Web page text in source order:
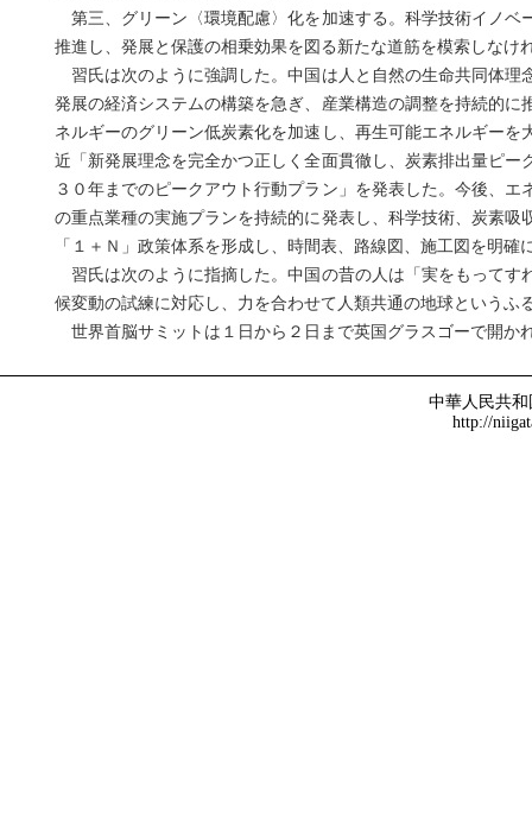
第三、グリーン〈環境配慮〉化を加速する。科学技術イノベ
推進し、発展と保護の相乗効果を図る新たな道筋を模索しなけ
習氏は次のように強調した。中国は人と自然の生命共同体理
発展の経済システムの構築を急ぎ、産業構造の調整を持続的
ネルギーのグリーン低炭素化を加速し、再生可能エネルギー
近「新発展理念を完全かつ正しく全面貫徹し、炭素排出量ピ
３０年までのピークアウト行動プラン」を発表した。今後、
の重点業種の実施プランを持続的に発表し、科学技術、炭素
「１＋Ｎ」政策体系を形成し、時間表、路線図、施工図を明確
習氏は次のように指摘した。中国の昔の人は「実をもってす
候変動の試練に対応し、力を合わせて人類共通の地球というふ
世界首脳サミットは１日から２日まで英国グラスゴーで開か
中華人民共
http://